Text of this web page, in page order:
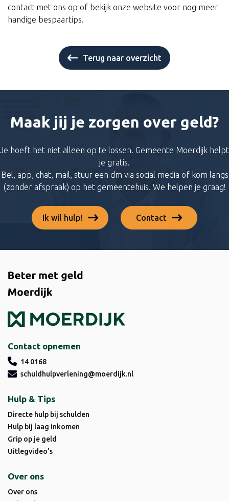
contact met ons op of bekijk onze website voor nog meer
handige bespaartips.
Terug naar overzicht
Maak jij je zorgen over geld?
Je hoeft het niet alleen op te lossen. Gemeente Moerdijk helpt
je gratis.
Bel, app, chat, mail, stuur een dm via social media of kom langs
(zonder afspraak) op het gemeentehuis. We helpen je graag!
Ik wil hulp! Contact
Contact opnemen
14 0168
schuldhulpverlening@moerdijk.nl
Hulp & Tips
Directe hulp bij schulden
Hulp bij laag inkomen
Grip op je geld
Uitlegvideo’s
Over ons
Over ons